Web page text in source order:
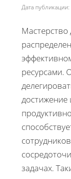
Дата
Мастерство
ресурсами.
достижение
задачах.